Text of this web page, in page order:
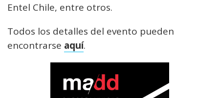
Entel Chile, entre otros.
Todos los detalles del evento pueden
encontrarse aquí.